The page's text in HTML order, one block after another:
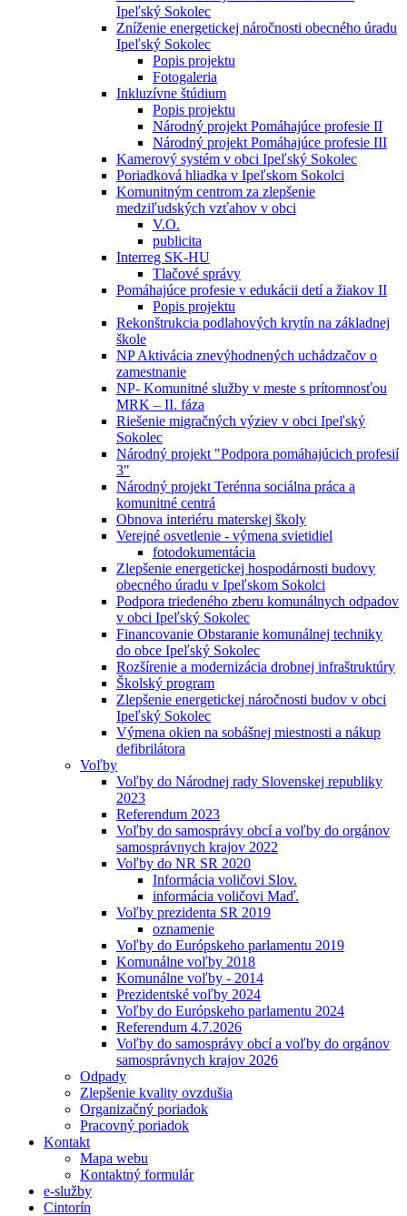
Ipeľský Sokolec
Zníženie energetickej náročnosti obecného úradu
Ipeľský Sokolec
Popis projektu
Fotogaleria
Inkluzívne štúdium
Popis projektu
Národný projekt Pomáhajúce profesie II
Národný projekt Pomáhajúce profesie III
Kamerový systém v obci Ipeľský Sokolec
Poriadková hliadka v Ipeľskom Sokolci
Komunitným centrom za zlepšenie
medziľudských vzťahov v obci
V.O.
publicita
Interreg SK-HU
Tlačové správy
Pomáhajúce profesie v edukácii detí a žiakov II
Popis projektu
Rekonštrukcia podlahových krytín na základnej
škole
NP Aktivácia znevýhodnených uchádzačov o
zamestnanie
NP- Komunitné služby v meste s prítomnosťou
MRK – II. fáza
Riešenie migračných výziev v obci Ipeľský
Sokolec
Národný projekt "Podpora pomáhajúcich profesií
3"
Národný projekt Terénna sociálna práca a
komunitné centrá
Obnova interiéru materskej školy
Verejné osvetlenie - výmena svietidiel
fotodokumentácia
Zlepšenie energetickej hospodárnosti budovy
obecného úradu v Ipeľskom Sokolci
Podpora triedeného zberu komunálnych odpadov
v obci Ipeľský Sokolec
Financovanie Obstaranie komunálnej techniky
do obce Ipeľský Sokolec
Rozšírenie a modernizácia drobnej infraštruktúry
Školský program
Zlepšenie energetickej náročnosti budov v obci
Ipeľský Sokolec
Výmena okien na sobášnej miestnosti a nákup
defibrilátora
Voľby
Voľby do Národnej rady Slovenskej republiky
2023
Referendum 2023
Voľby do samosprávy obcí a voľby do orgánov
samosprávnych krajov 2022
Voľby do NR SR 2020
Informácia voličovi Slov.
informácia voličovi Maď.
Voľby prezidenta SR 2019
oznamenie
Voľby do Európskeho parlamentu 2019
Komunálne voľby 2018
Komunálne voľby - 2014
Prezidentské voľby 2024
Voľby do Európskeho parlamentu 2024
Referendum 4.7.2026
Voľby do samosprávy obcí a voľby do orgánov
samosprávnych krajov 2026
Odpady
Zlepšenie kvality ovzdušia
Organizačný poriadok
Pracovný poriadok
Kontakt
Mapa webu
Kontaktný formulár
e-služby
Cintorín